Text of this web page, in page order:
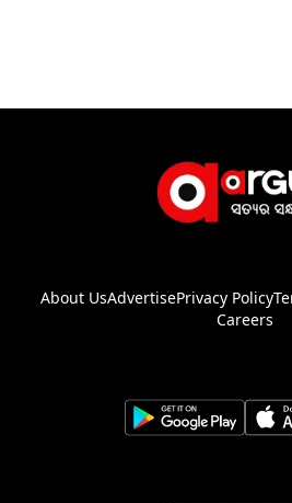
About UsAdvertisePrivacy Policy
Careers